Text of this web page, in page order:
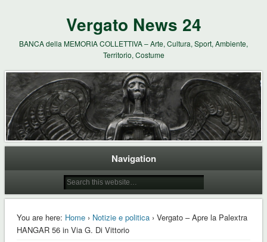
Vergato News 24
BANCA della MEMORIA COLLETTIVA – Arte, Cultura, Sport, Ambiente,
Territorio, Costume
Navigation
You are here: Home› Notizie e politica› Vergato – Apre la Palextra
HANGAR 56 in Via G. Di Vittorio